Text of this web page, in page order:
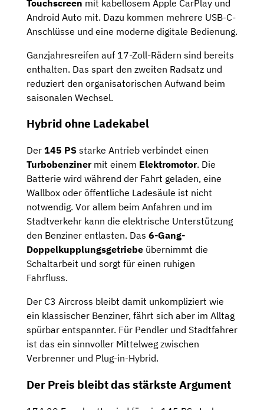
Touchscreen mit kabellosem Apple CarPlay und
Android Auto mit. Dazu kommen mehrere USB-C-
Anschlüsse und eine moderne digitale Bedienung.
Ganzjahresreifen auf 17-Zoll-Rädern sind bereits
enthalten. Das spart den zweiten Radsatz und
reduziert den organisatorischen Aufwand beim
saisonalen Wechsel.
Hybrid ohne Ladekabel
Der 145 PS starke Antrieb verbindet einen
Turbobenzinermit einem Elektromotor. Die
Batterie wird während der Fahrt geladen, eine
Wallbox oder öffentliche Ladesäule ist nicht
notwendig. Vor allem beim Anfahren und im
Stadtverkehr kann die elektrische Unterstützung
den Benziner entlasten. Das 6-Gang-
Doppelkupplungsgetriebe übernimmt die
Schaltarbeit und sorgt für einen ruhigen
Fahrfluss.
Der C3 Aircross bleibt damit unkompliziert wie
ein klassischer Benziner, fährt sich aber im Alltag
spürbar entspannter. Für Pendler und Stadtfahrer
ist das ein sinnvoller Mittelweg zwischen
Verbrenner und Plug-in-Hybrid.
Der Preis bleibt das stärkste Argument